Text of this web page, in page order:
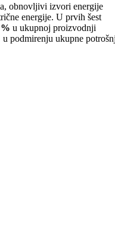
obnovljivi izvori energije
energije. U prvih šest
% u ukupnoj proizvodnji
u podmirenju ukupne